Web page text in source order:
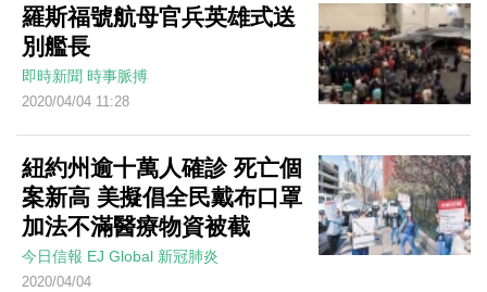
羅斯福號航母官兵英雄式送
別艦長
即時新聞 時事脈搏
2020/04/04 11:28
紐約州逾十萬人確診 死亡個
案新高 美擬倡全民戴布口罩
加法不滿醫療物資被截
今日信報 EJ Global 新冠肺炎
2020/04/04